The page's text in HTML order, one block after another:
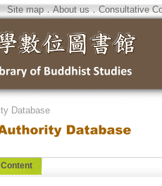
Site map．About us．Consultative
Database
Content